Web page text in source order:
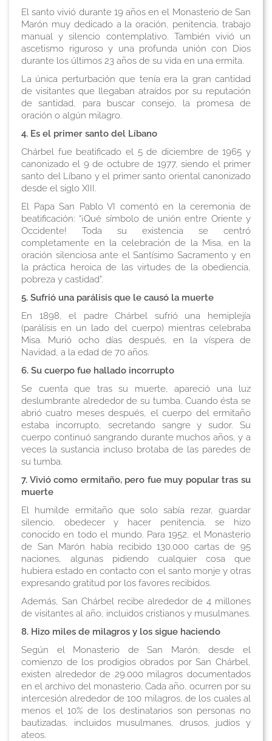
El santo vivió durante 19 años en el Monasterio de San
Marón muy dedicado a la oración, penitencia, trabajo
manual y silencio contemplativo. También vivió un
ascetismo riguroso y una profunda unión con Dios
durante los últimos 23 años de su vida en una ermita.
La única perturbación que tenía era la gran cantidad
de visitantes que llegaban atraídos por su reputación
de santidad, para buscar consejo, la promesa de
oración o algún milagro.
4. Es el primer santo del Líbano
Chárbel fue beatificado el 5 de diciembre de 1965 y
canonizado el 9 de octubre de 1977, siendo el primer
santo del Líbano y el primer santo oriental canonizado
desde el siglo XIII.
El Papa San Pablo VI comentó en la ceremonia de
beatificación: “¡Qué símbolo de unión entre Oriente y
Occidente! Toda su existencia se centró
completamente en la celebración de la Misa, en la
oración silenciosa ante el Santísimo Sacramento y en
la práctica heroica de las virtudes de la obediencia,
pobreza y castidad”.
5. Sufrió una parálisis que le causó la muerte
En 1898, el padre Chárbel sufrió una hemiplejía
(parálisis en un lado del cuerpo) mientras celebraba
Misa. Murió ocho días después, en la víspera de
Navidad, a la edad de 70 años.
6. Su cuerpo fue hallado incorrupto
Se cuenta que tras su muerte, apareció una luz
deslumbrante alrededor de su tumba. Cuando ésta se
abrió cuatro meses después, el cuerpo del ermitaño
estaba incorrupto, secretando sangre y sudor. Su
cuerpo continuó sangrando durante muchos años, y a
veces la sustancia incluso brotaba de las paredes de
su tumba.
7. Vivió como ermitaño, pero fue muy popular tras su
muerte
El humilde ermitaño que solo sabía rezar, guardar
silencio, obedecer y hacer penitencia, se hizo
conocido en todo el mundo. Para 1952, el Monasterio
de San Marón había recibido 130.000 cartas de 95
naciones, algunas pidiendo cualquier cosa que
hubiera estado en contacto con el santo monje y otras
expresando gratitud por los favores recibidos.
Además, San Chárbel recibe alrededor de 4 millones
de visitantes al año, incluidos cristianos y musulmanes.
8. Hizo miles de milagros y los sigue haciendo
Según el Monasterio de San Marón, desde el
comienzo de los prodigios obrados por San Chárbel,
existen alrededor de 29.000 milagros documentados
en el archivo del monasterio. Cada año, ocurren por su
intercesión alrededor de 100 milagros, de los cuales al
menos el 10% de los destinatarios son personas no
bautizadas, incluidos musulmanes, drusos, judíos y
ateos.